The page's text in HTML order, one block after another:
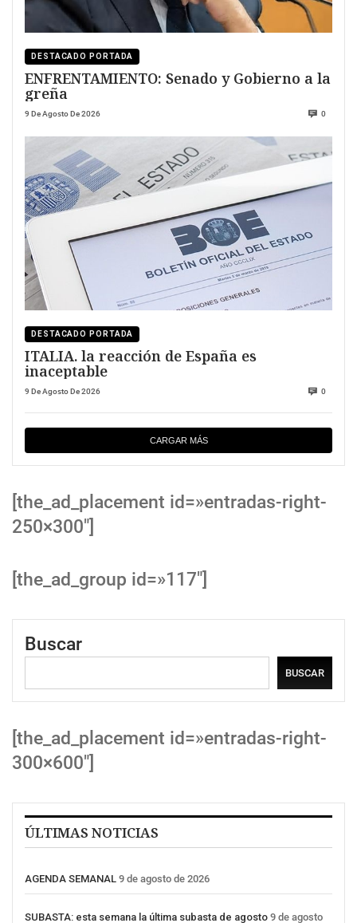
DESTACADO PORTADA
ENFRENTAMIENTO: Senado y Gobierno a la
greña
9 De Agosto De 2026 0
DESTACADO PORTADA
ITALIA. la reacción de España es
inaceptable
9 De Agosto De 2026 0
CARGAR MÁS
[the_ad_placement id=»entradas-right-
250×300″]
[the_ad_group id=»117″]
Buscar
BUSCAR
[the_ad_placement id=»entradas-right-
300×600″]
ÚLTIMAS NOTICIAS
AGENDA SEMANAL 9 de agosto de 2026
SUBASTA: esta semana la última subasta de agosto 9 de agosto